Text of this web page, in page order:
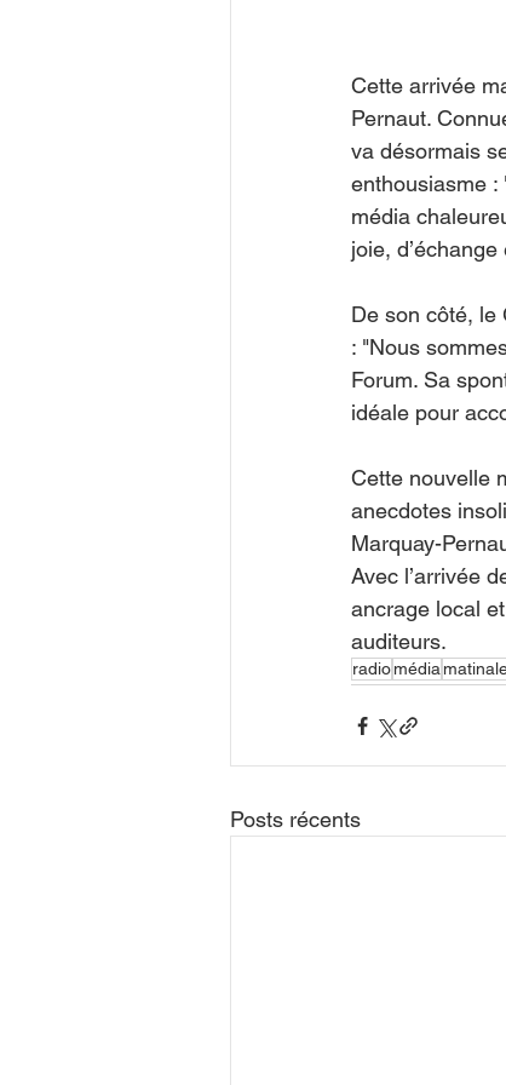
Cette arrivée
Pernaut.
va désormais
enthousiasme :
média
joie,
De son côté, le
: "Nous
Forum. Sa
idéale pour
Cette nouvelle
anecdotes
Marquay-
Avec l’arrivée
ancrage local
auditeurs.
radiomédia
Posts récents